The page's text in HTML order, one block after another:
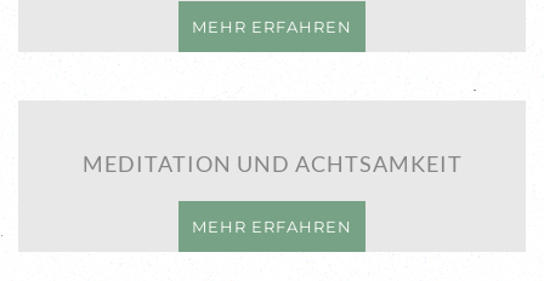
MEHR ERFAHREN
MEDITATION UND ACHTSAMKEIT
MEHR ERFAHREN